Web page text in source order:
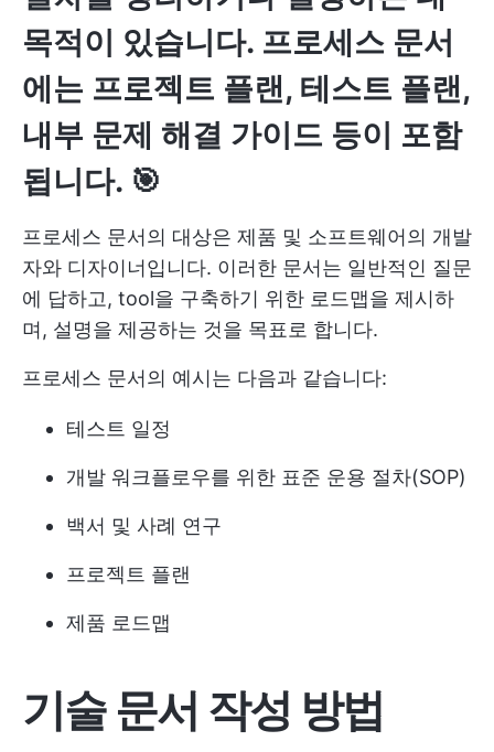
목적이 있습니다. 프로세스 문서
에는 프로젝트 플랜, 테스트 플랜,
내부 문제 해결 가이드 등이 포함
됩니다. 🎯
프로세스 문서의 대상은 제품 및 소프트웨어의 개발
자와 디자이너입니다. 이러한 문서는 일반적인 질문
에 답하고, tool을 구축하기 위한 로드맵을 제시하
며, 설명을 제공하는 것을 목표로 합니다.
프로세스 문서의 예시는 다음과 같습니다:
테스트 일정
개발 워크플로우를 위한 표준 운용 절차(SOP)
백서 및 사례 연구
프로젝트 플랜
제품 로드맵
기술 문서 작성 방법